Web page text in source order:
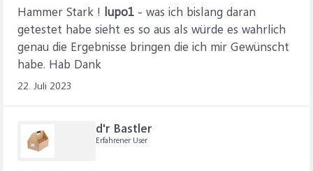
Hammer Stark ! lupo1 - was ich bislang daran
getestet habe sieht es so aus als würde es wahrlich
genau die Ergebnisse bringen die ich mir Gewünscht
habe. Hab Dank
22. Juli 2023
d'r Bastler
Erfahrener User